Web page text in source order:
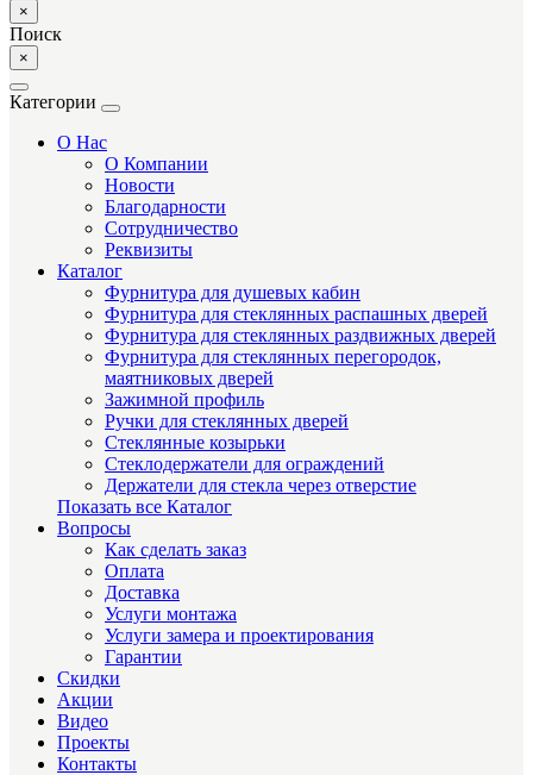
×
Поиск
×
Категории
О Нас
О Компании
Новости
Благодарности
Сотрудничество
Реквизиты
Каталог
Фурнитура для душевых кабин
Фурнитура для стеклянных распашных дверей
Фурнитура для стеклянных раздвижных дверей
Фурнитура для стеклянных перегородок,
маятниковых дверей
Зажимной профиль
Ручки для стеклянных дверей
Стеклянные козырьки
Стеклодержатели для ограждений
Держатели для стекла через отверстие
Показать все Каталог
Вопросы
Как сделать заказ
Оплата
Доставка
Услуги монтажа
Услуги замера и проектирования
Гарантии
Скидки
Акции
Видео
Проекты
Контакты